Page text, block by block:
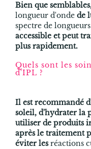
Bien que
longueur d'onde de
spectre de
accessible et peut
plus rapidement.
Quels sont les
d'IPL ?
Il est recommandé
soleil, d'hydrater la
utiliser de produits
après le traitement
éviter lesréactions